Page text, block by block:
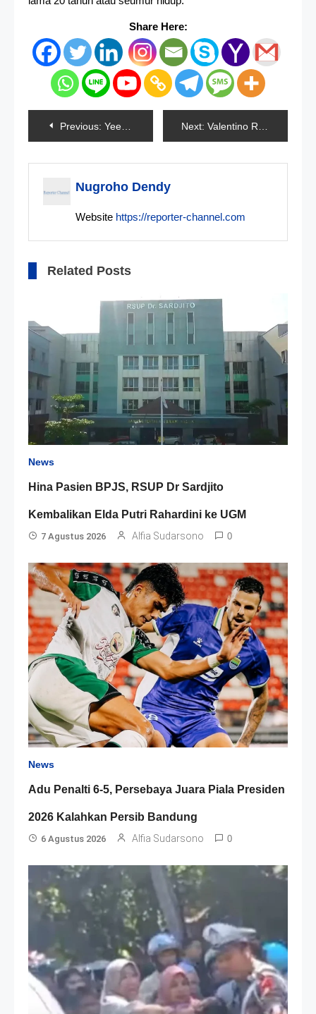
Share Here:
Navigasi
pos
Previous: Yeey…Ducati Setuju Honda Dan Yamaha Dapat Konsesi Next: Valentino Rossi Dukung Adiknya Di Honda
Nugroho Dendy
Website https://reporter-channel.com
Related Posts
News
Hina Pasien BPJS, RSUP Dr Sardjito
Kembalikan Elda Putri Rahardini ke UGM
7 Agustus 2026 Alfia Sudarsono 0
News
Adu Penalti 6-5, Persebaya Juara Piala Presiden
2026 Kalahkan Persib Bandung
6 Agustus 2026 Alfia Sudarsono 0